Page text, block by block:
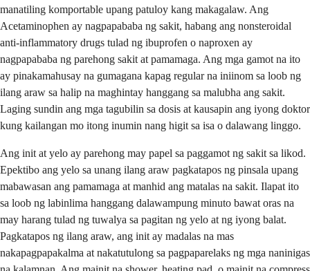
manatiling komportable upang patuloy kang makagalaw. Ang
Acetaminophen ay nagpapababa ng sakit, habang ang nonsteroidal
anti-inflammatory drugs tulad ng ibuprofen o naproxen ay
nagpapababa ng parehong sakit at pamamaga. Ang mga gamot na ito
ay pinakamahusay na gumagana kapag regular na iniinom sa loob ng
ilang araw sa halip na maghintay hanggang sa malubha ang sakit.
Laging sundin ang mga tagubilin sa dosis at kausapin ang iyong doktor
kung kailangan mo itong inumin nang higit sa isa o dalawang linggo.
Ang init at yelo ay parehong may papel sa paggamot ng sakit sa likod.
Epektibo ang yelo sa unang ilang araw pagkatapos ng pinsala upang
mabawasan ang pamamaga at manhid ang matalas na sakit. Ilapat ito
sa loob ng labinlima hanggang dalawampung minuto bawat oras na
may harang tulad ng tuwalya sa pagitan ng yelo at ng iyong balat.
Pagkatapos ng ilang araw, ang init ay madalas na mas
nakapagpapakalma at nakatutulong sa pagpaparelaks ng mga naninigas